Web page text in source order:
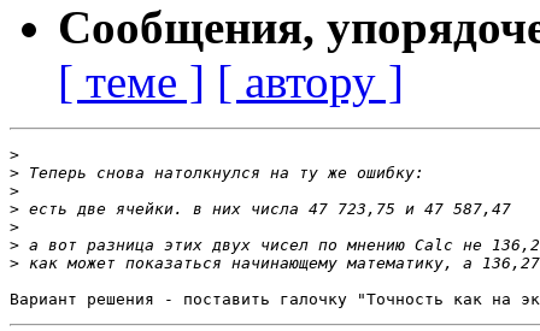
Сообщения,
[ теме ] [ автору ]
>
>
>
>
>
>
>